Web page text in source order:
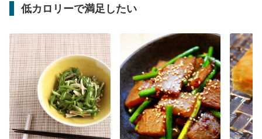
低カロリーで満足したい